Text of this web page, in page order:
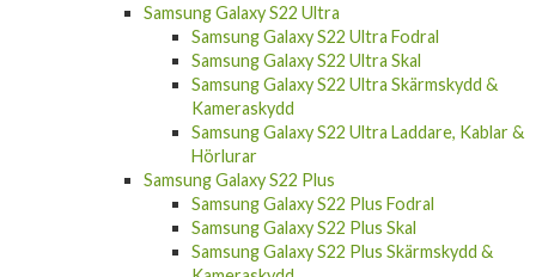
Samsung Galaxy S22 Ultra
Samsung Galaxy S22 Ultra Fodral
Samsung Galaxy S22 Ultra Skal
Samsung Galaxy S22 Ultra Skärmskydd &
Kameraskydd
Samsung Galaxy S22 Ultra Laddare, Kablar &
Hörlurar
Samsung Galaxy S22 Plus
Samsung Galaxy S22 Plus Fodral
Samsung Galaxy S22 Plus Skal
Samsung Galaxy S22 Plus Skärmskydd &